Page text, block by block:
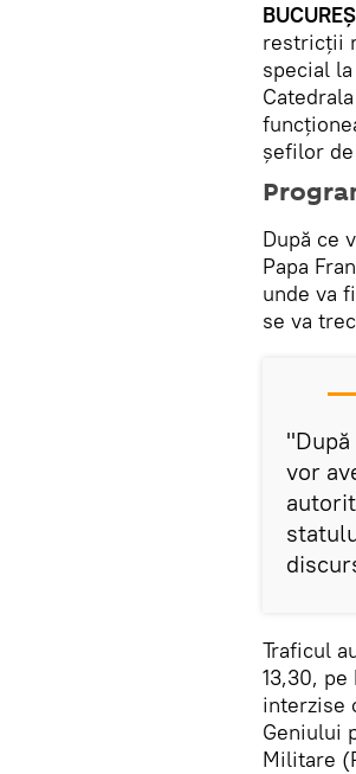
restricţii
special
şefilor
După ce
Papa
unde va
se va
vor
Traficul
13,30,
interzise
Geniului
Militare